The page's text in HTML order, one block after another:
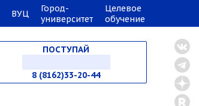
ВУЦ
Город-
университет
Целевое
обучение
ПОСТУПАЙ
НА СПЕЦИАЛИТЕТ
8 (8162)33-20-44